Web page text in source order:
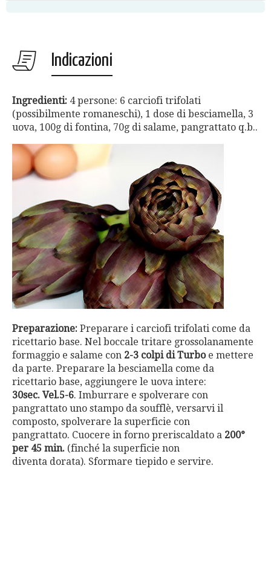
Indicazioni
Ingredienti: 4 persone: 6 carciofi trifolati
(possibilmente romaneschi), 1 dose di besciamella, 3
uova, 100g di fontina, 70g di salame, pangrattato q.b..
Preparazione: Preparare i carciofi trifolati come da
ricettario base. Nel boccale tritare grossolanamente
formaggio e salame con 2-3 colpi di Turbo e mettere
da parte. Preparare la besciamella come da
ricettario base, aggiungere le uova intere:
30sec. Vel.5-6. Imburrare e spolverare con
pangrattato uno stampo da soufflè, versarvi il
composto, spolverare la superficie con
pangrattato. Cuocere in forno preriscaldato a 200°
per 45 min. (finché la superficie non
diventa dorata). Sformare tiepido e servire.